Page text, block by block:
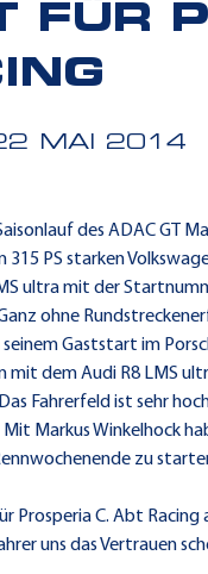
FÜR
MAI 2014
des ADAC GT
PS starken
ultra mit der
ohne
Gaststart im
dem Audi R8 LMS
Fahrerfeld ist sehr
Markus Winkelhock
zu
Prosperia C. Abt
uns das Vertrauen